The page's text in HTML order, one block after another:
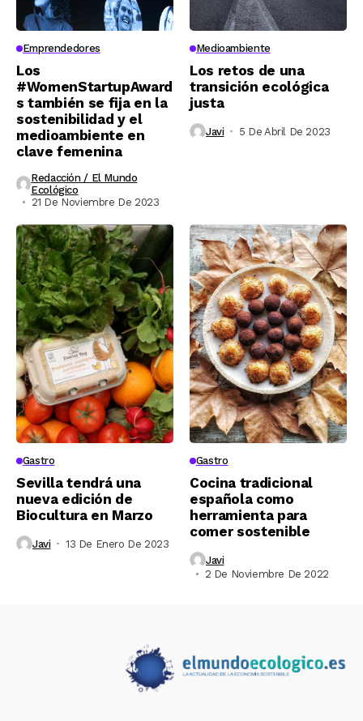
Emprendedores
Los
#WomenStartupAward
s también se fija en la
sostenibilidad y el
medioambiente en
clave femenina
Redacción / El Mundo
Ecológico
21 De Noviembre De 2023
Medioambiente
Los retos de una
transición ecológica
justa
Javi 5 De Abril De 2023
Gastro
Sevilla tendrá una
nueva edición de
Biocultura en Marzo
Javi 13 De Enero De 2023
Gastro
Cocina tradicional
española como
herramienta para
comer sostenible
Javi
2 De Noviembre De 2022